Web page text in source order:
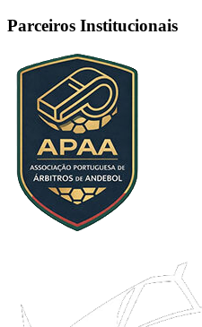
Parceiros Institucionais